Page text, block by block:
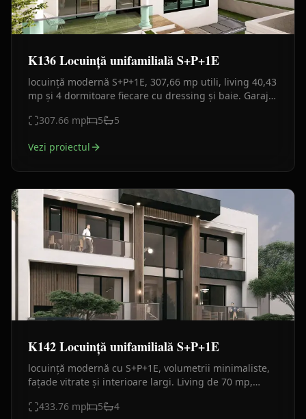
K136 Locuință unifamilială S+P+1E
locuință modernă S+P+1E, 307,66 mp utili, living 40,43
mp și 4 dormitoare fiecare cu dressing și baie. Garaj
307.66 mp 5 5
Vezi proiectul
K142 Locuință unifamilială S+P+1E
locuință modernă cu S+P+1E, volumetrii minimaliste,
fațade vitrate și interioare largi. Living de 70 mp,
433.76 mp 5 4